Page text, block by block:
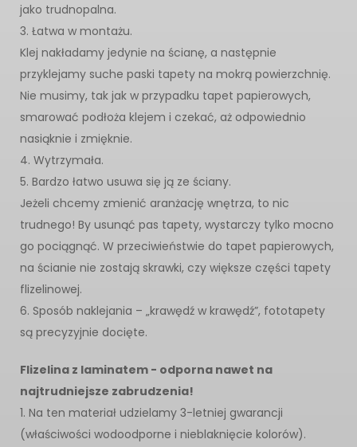
jako trudnopalna.
3. Łatwa w montażu.
Klej nakładamy jedynie na ścianę, a następnie
przyklejamy suche paski tapety na mokrą powierzchnię.
Nie musimy, tak jak w przypadku tapet papierowych,
smarować podłoża klejem i czekać, aż odpowiednio
nasiąknie i zmięknie.
4. Wytrzymała.
5. Bardzo łatwo usuwa się ją ze ściany.
Jeżeli chcemy zmienić aranżację wnętrza, to nic
trudnego! By usunąć pas tapety, wystarczy tylko mocno
go pociągnąć. W przeciwieństwie do tapet papierowych,
na ścianie nie zostają skrawki, czy większe części tapety
flizelinowej.
6. Sposób naklejania – „krawędź w krawędź”, fototapety
są precyzyjnie docięte.
Flizelina z laminatem - odporna nawet na
najtrudniejsze zabrudzenia!
1. Na ten materiał udzielamy 3-letniej gwarancji
(właściwości wodoodporne i nieblaknięcie kolorów).